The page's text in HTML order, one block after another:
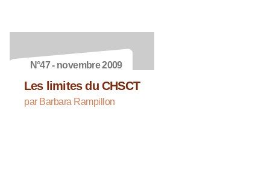
N°47 - novembre 2009
Les limites du CHSCT
par Barbara Rampillon